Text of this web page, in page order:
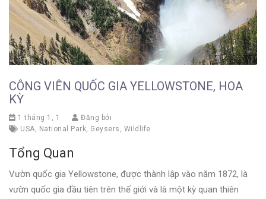
CÔNG VIÊN QUỐC GIA YELLOWSTONE, HOA
KỲ
1 tháng 1, 1
Đăng bởi
USA, National Park, Geysers , Wildlife
Tổng Quan
Vườn quốc gia Yellowstone, được thành lập vào năm 1872, là
vườn quốc gia đầu tiên trên thế giới và là một kỳ quan thiên